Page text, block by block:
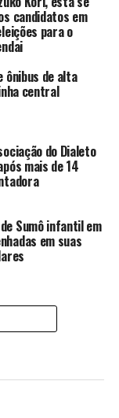
candidatos em
para o
ônibus de alta
central
do Dialeto
mais de 14
Sumô infantil em
em suas